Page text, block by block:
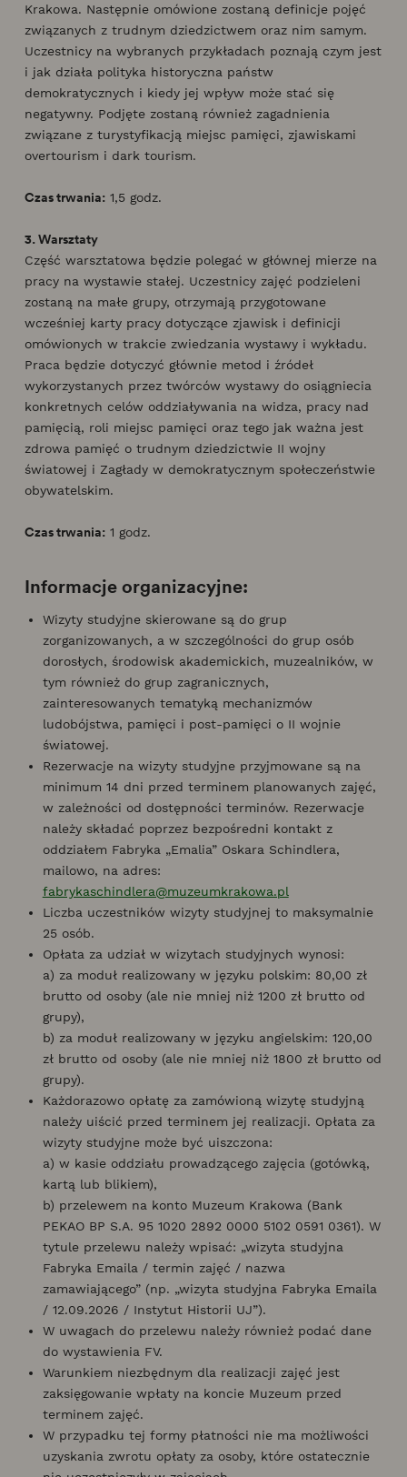
Krakowa. Następnie omówione zostaną definicje pojęć
związanych z trudnym dziedzictwem oraz nim samym.
Uczestnicy na wybranych przykładach poznają czym jest
i jak działa polityka historyczna państw
demokratycznych i kiedy jej wpływ może stać się
negatywny. Podjęte zostaną również zagadnienia
związane z turystyfikacją miejsc pamięci, zjawiskami
overtourism i dark tourism.
Czas trwania: 1,5 godz.
3. Warsztaty
Część warsztatowa będzie polegać w głównej mierze na
pracy na wystawie stałej. Uczestnicy zajęć podzieleni
zostaną na małe grupy, otrzymają przygotowane
wcześniej karty pracy dotyczące zjawisk i definicji
omówionych w trakcie zwiedzania wystawy i wykładu.
Praca będzie dotyczyć głównie metod i źródeł
wykorzystanych przez twórców wystawy do osiągniecia
konkretnych celów oddziaływania na widza, pracy nad
pamięcią, roli miejsc pamięci oraz tego jak ważna jest
zdrowa pamięć o trudnym dziedzictwie II wojny
światowej i Zagłady w demokratycznym społeczeństwie
obywatelskim.
Czas trwania: 1 godz.
Informacje organizacyjne:
Wizyty studyjne skierowane są do grup
zorganizowanych, a w szczególności do grup osób
dorosłych, środowisk akademickich, muzealników, w
tym również do grup zagranicznych,
zainteresowanych tematyką mechanizmów
ludobójstwa, pamięci i post-pamięci o II wojnie
światowej.
Rezerwacje na wizyty studyjne przyjmowane są na
minimum 14 dni przed terminem planowanych zajęć,
w zależności od dostępności terminów. Rezerwacje
należy składać poprzez bezpośredni kontakt z
oddziałem Fabryka „Emalia” Oskara Schindlera,
mailowo, na adres:
fabrykaschindlera@muzeumkrakowa.pl
Liczba uczestników wizyty studyjnej to maksymalnie
25 osób.
Opłata za udział w wizytach studyjnych wynosi:
a) za moduł realizowany w języku polskim: 80,00 zł
brutto od osoby (ale nie mniej niż 1200 zł brutto od
grupy),
b) za moduł realizowany w języku angielskim: 120,00
zł brutto od osoby (ale nie mniej niż 1800 zł brutto od
grupy).
Każdorazowo opłatę za zamówioną wizytę studyjną
należy uiścić przed terminem jej realizacji. Opłata za
wizyty studyjne może być uiszczona:
a) w kasie oddziału prowadzącego zajęcia (gotówką,
kartą lub blikiem),
b) przelewem na konto Muzeum Krakowa (Bank
PEKAO BP S.A. 95 1020 2892 0000 5102 0591 0361). W
tytule przelewu należy wpisać: „wizyta studyjna
Fabryka Emaila / termin zajęć / nazwa
zamawiającego” (np. „wizyta studyjna Fabryka Emaila
/ 12.09.2026 / Instytut Historii UJ”).
W uwagach do przelewu należy również podać dane
do wystawienia FV.
Warunkiem niezbędnym dla realizacji zajęć jest
zaksięgowanie wpłaty na koncie Muzeum przed
terminem zajęć.
W przypadku tej formy płatności nie ma możliwości
uzyskania zwrotu opłaty za osoby, które ostatecznie